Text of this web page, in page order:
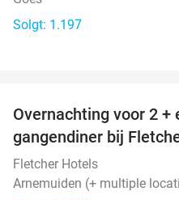
Solgt: 1.197
Overnachting voor 2
gangendiner bij
Fletcher Hotels
Arnemuiden (+ multiple